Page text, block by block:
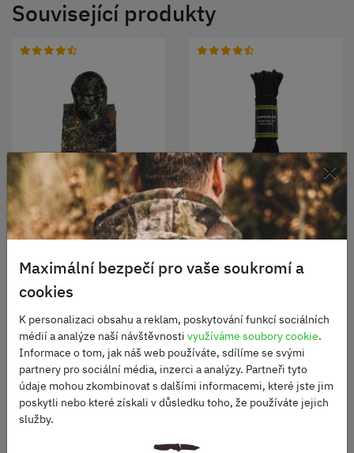
Související produkty
Pláštěnka pončo flecktarn
BW
980 Kč
DO KOŠÍKU
Šňůra Commando 5 mm
černá 15 m
150 Kč
DO KOŠÍKU
×
Maximální bezpečí pro vaše soukromí a
cookies
K personalizaci obsahu a reklam, poskytování funkcí sociálních
médií a analýze naší návštěvnosti využíváme soubory cookie.
Informace o tom, jak náš web používáte, sdílíme se svými
partnery pro sociální média, inzerci a analýzy. Partneři tyto
údaje mohou zkombinovat s dalšími informacemi, které jste jim
poskytli nebo které získali v důsledku toho, že používáte jejich
služby.